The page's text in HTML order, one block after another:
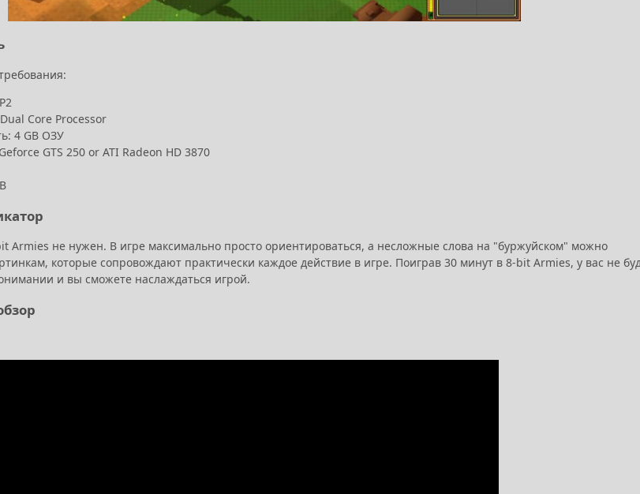
Core Processor
4 GB ОЗУ
GTS 250 or ATI Radeon HD 3870
Armies не нужен. В игре максимально просто ориентироваться, а несложные слова на "буржуйском" можно
которые сопровождают практически каждое действие в игре. Поиграв 30 минут в 8-bit Armies, у вас не
и вы сможете наслаждаться игрой.